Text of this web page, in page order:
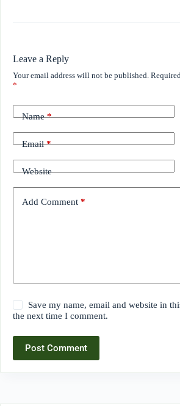
Leave a Reply
Your email address will not be published.
*
Name*
Email*
Website
Add Comment *
Save my name, email and website in
the next time I comment.
Post Comment